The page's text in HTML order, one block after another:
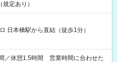
定あり）
日本橋駅から直結（徒歩1分）